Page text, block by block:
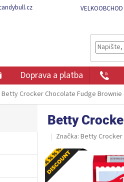
VELKOOBCHOD
Doprava a platba
Betty Crocker Chocolate Fudge Brownie
Betty
Akce
Značka: Betty Crocker